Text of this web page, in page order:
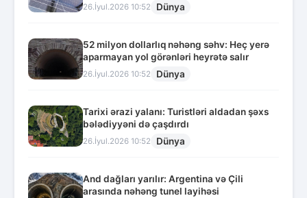
26.İyul.2026 10:52 Dünya
52 milyon dollarlıq nəhəng səhv: Heç yerə
aparmayan yol görənləri heyrətə salır
26.İyul.2026 10:52 Dünya
Tarixi ərazi yalanı: Turistləri aldadan şəxs
bələdiyyəni də çaşdırdı
26.İyul.2026 10:52 Dünya
And dağları yarılır: Argentina və Çili
arasında nəhəng tunel layihəsi